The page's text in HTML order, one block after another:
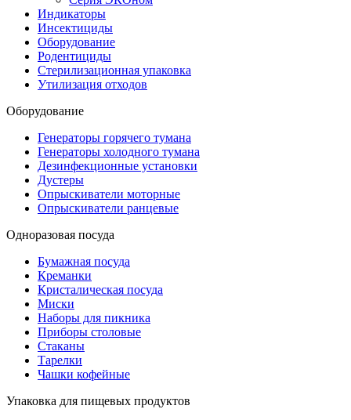
Индикаторы
Инсектициды
Оборудование
Родентициды
Стерилизационная упаковка
Утилизация отходов
Оборудование
Генераторы горячего тумана
Генераторы холодного тумана
Дезинфекционные установки
Дустеры
Опрыскиватели моторные
Опрыскиватели ранцевые
Одноразовая посуда
Бумажная посуда
Креманки
Кристалическая посуда
Миски
Наборы для пикника
Приборы столовые
Стаканы
Тарелки
Чашки кофейные
Упаковка для пищевых продуктов